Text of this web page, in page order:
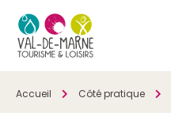
Accueil Côté pratique